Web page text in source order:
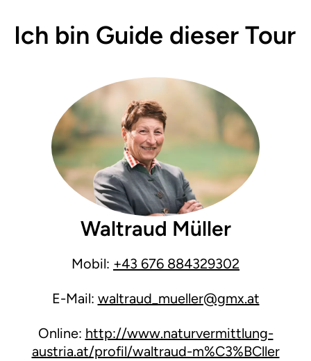
Ich bin Guide dieser Tour
Waltraud Müller
Mobil: +43 676 884329302
E-Mail: waltraud_mueller@gmx.at
Online: http://www.naturvermittlung-
austria.at/profil/waltraud-m%C3%BCller